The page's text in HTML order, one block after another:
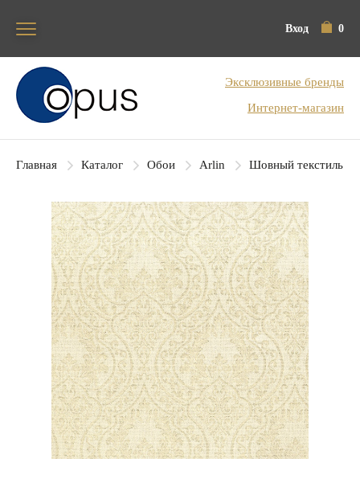
Вход 0
Блок поиска
Эксклюзивные бренды
Интернет-магазин
Главная Каталог Обои Arlin Шовный текстиль